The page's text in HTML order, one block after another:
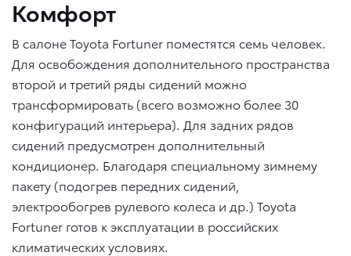
Комфорт
В салоне Toyota Fortuner поместятся семь человек.
Для освобождения дополнительного пространства
второй и третий ряды сидений можно
трансформировать (всего возможно более 30
конфигураций интерьера). Для задних рядов
сидений предусмотрен дополнительный
кондиционер. Благодаря специальному зимнему
пакету (подогрев передних сидений,
электрообогрев рулевого колеса и др.) Toyota
Fortuner готов к эксплуатации в российских
климатических условиях.